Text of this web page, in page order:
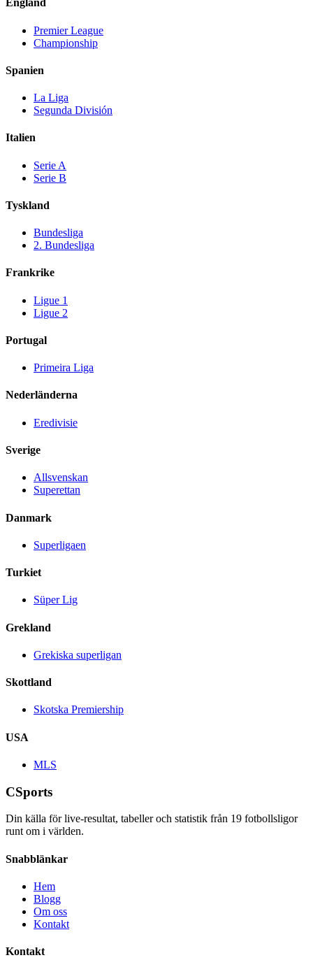
England
Premier League
Championship
Spanien
La Liga
Segunda División
Italien
Serie A
Serie B
Tyskland
Bundesliga
2. Bundesliga
Frankrike
Ligue 1
Ligue 2
Portugal
Primeira Liga
Nederländerna
Eredivisie
Sverige
Allsvenskan
Superettan
Danmark
Superligaen
Turkiet
Süper Lig
Grekland
Grekiska superligan
Skottland
Skotska Premiership
USA
MLS
CSports
Din källa för live-resultat, tabeller och statistik från 19 fotbollsligor
runt om i världen.
Snabblänkar
Hem
Blogg
Om oss
Kontakt
Kontakt